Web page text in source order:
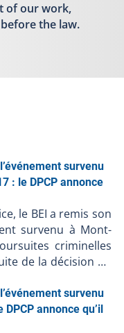
of our work,
the law.
survenu
: le DPCP annonce
le BEI a remis son
survenu à Mont-
criminelles
de la décision du
contre les
dossier BEI-2017-
été portées contre
l’intervention
survenu
annonce qu’il